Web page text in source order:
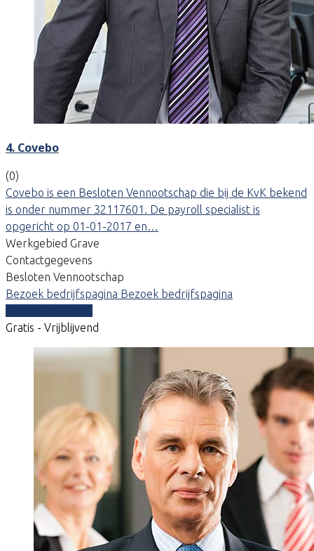
4. Covebo
(0)
Covebo is een Besloten Vennootschap die bij de KvK bekend
is onder nummer 32117601. De payroll specialist is
opgericht op 01-01-2017 en…
Werkgebied Grave
Contactgegevens
Besloten Vennootschap
Bezoek bedrijfspagina Bezoek bedrijfspagina
Gratis - Vrijblijvend